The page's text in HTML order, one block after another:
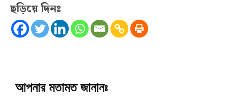
ছড়িয়ে দিনঃ
আপনার মতামত জানানঃ